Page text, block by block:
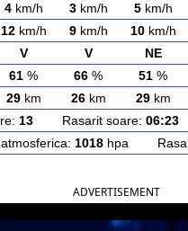
4km/h 3km/h 5km/h
12km/h 9km/h 10km/h
V V NE
61 % 66 % 51 %
29km 26km 29km
13Rasarit soare: 06:23
1018hpa
ADVERTISEMENT